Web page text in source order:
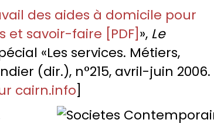
des aides à domicile pour
et savoir-faire [PDF]», Le
«Les services. Métiers,
(dir.), n°215, avril-juin 2006.
cairn.info]